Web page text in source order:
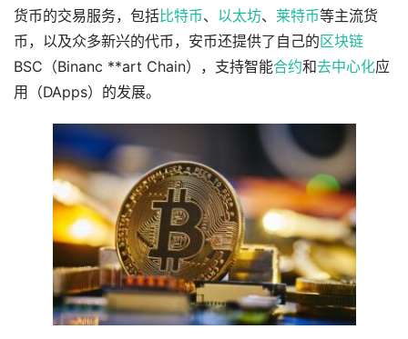
货币的交易服务，包括比特币、 以太坊、 莱特币等主流货
币，以及众多新兴的代币，安币还提供了自己的区块链
BSC（Binanc **art Chain），支持智能合约和去中心化应
用（DApps）的发展。